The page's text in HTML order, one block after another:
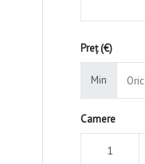
Preț (€)
Min
Camere
1